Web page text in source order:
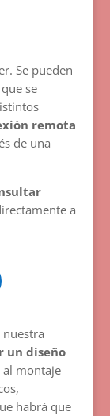
Se pueden
se
remota
de una
a
nuestra
un diseño
montaje
habrá que